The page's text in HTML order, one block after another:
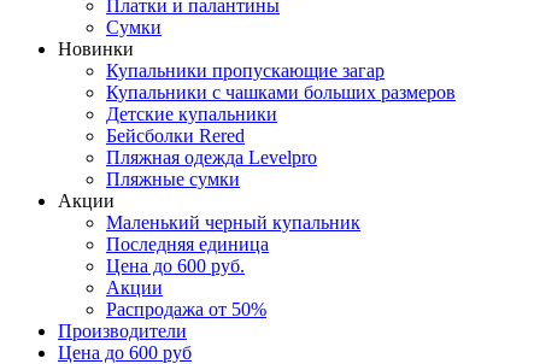
Платки и палантины
Сумки
Новинки
Купальники пропускающие загар
Купальники с чашками больших размеров
Детские купальники
Бейсболки Rered
Пляжная одежда Levelpro
Пляжные сумки
Акции
Маленький черный купальник
Последняя единица
Цена до 600 руб.
Акции
Распродажа от 50%
Производители
Цена до 600 руб